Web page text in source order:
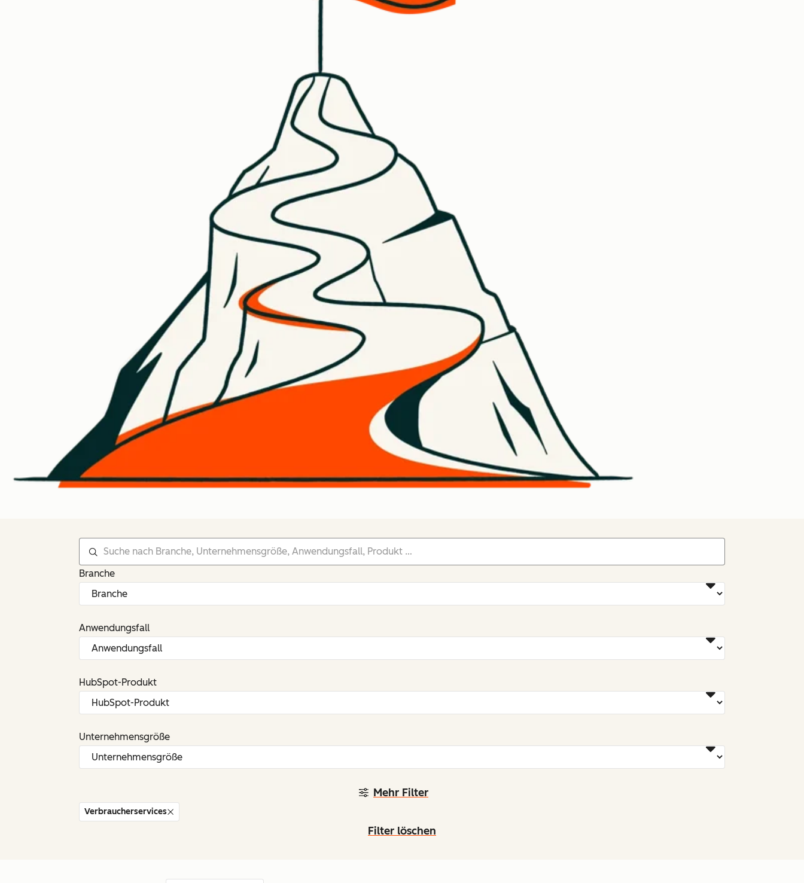
Mehr Filter
Branche
Anwendungsfall
HubSpot-Produkt
Unternehmensgröße
Verbraucherservices
Filter löschen